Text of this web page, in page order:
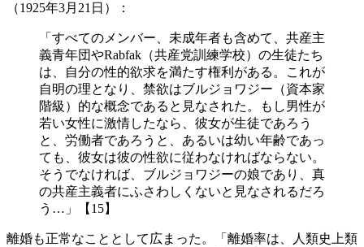
（1925年3月21日）：
「すべてのメンバー、未成年者も含めて、共産主
義青年団やRabfak（共産党訓練学校）の生徒たち
は、自分の性的欲求を満たす権利がある。これが
自明の理となり、禁欲はブルジョワジー（資本家
階級）的な概念であると見なされた。もし男性が
若い女性に激情したなら、彼女が生徒であろう
と、労働者であろうと、あるいは幼い年齢であっ
ても、彼女は彼の性欲に従わなければならない。
そうでなければ、ブルジョワジーの娘であり、真
の共産主義者にふさわしくないと見なされるだろ
う…」【15】
離婚も正常なこととして広まった。「離婚率は、人類史上類